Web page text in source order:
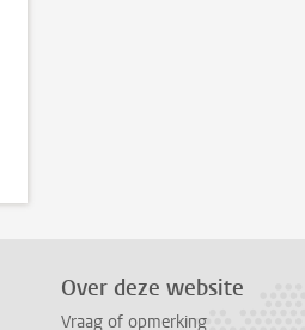
Over deze website
Vraag of opmerking